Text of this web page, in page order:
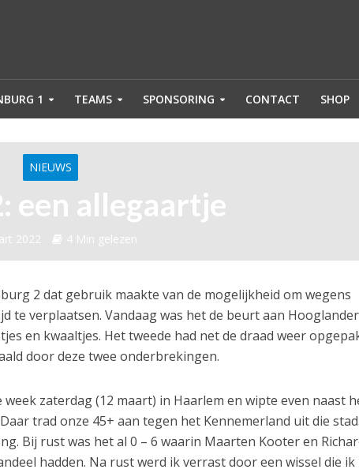
1 TEAMS SPONSORING CONTACT SHOP
NIEUWS
een allegaartje
2022 4 Min gelezen
2 dat gebruik maakte van de mogelijkheid om wegens
te verplaatsen. Vandaag was het de beurt aan
en kwaaltjes. Het tweede had net de draad weer
door deze twee onderbrekingen.
zaterdag (12 maart) in Haarlem en wipte even naast
trad onze 45+ aan tegen het Kennemerland uit die
Bij rust was het al 0 – 6 waarin Maarten Kooter en
hadden. Na rust werd ik verrast door een wissel die